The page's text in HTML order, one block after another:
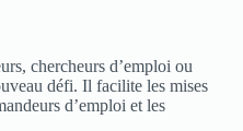
chercheurs d’emploi ou
défi. Il facilite les mises
d’emploi et les